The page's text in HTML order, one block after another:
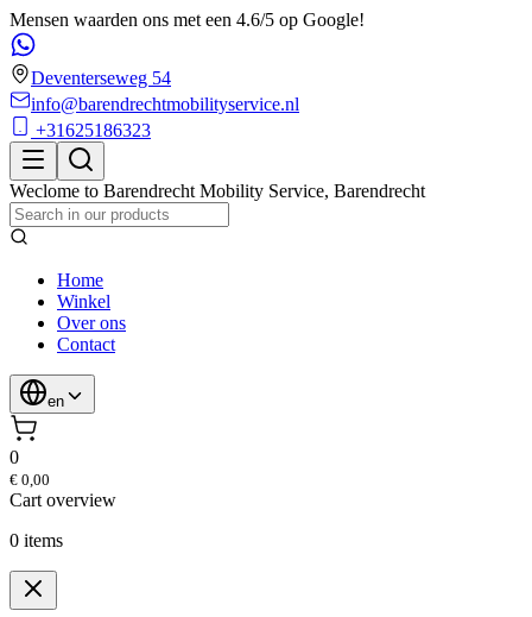
Mensen waarden ons met een 4.6/5 op Google!
Deventerseweg 54
info@barendrechtmobilityservice.nl
+31625186323
Weclome to Barendrecht Mobility Service, Barendrecht
Home
Winkel
Over ons
Contact
en
0
€ 0,00
Cart overview
0 items